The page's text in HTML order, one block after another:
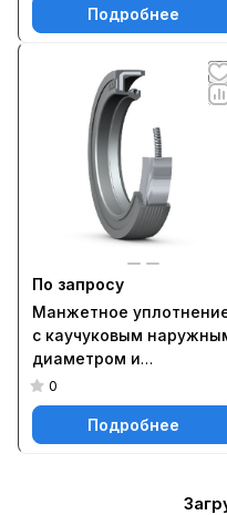
Подробнее
По запросу
Манжетное
с каучуковым
диаметром и
однокромочным
уплотнением, для
жидкой или пластичной
0
Подробнее